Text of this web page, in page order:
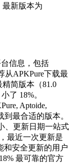
最新版本为
台信息，包括
从APKPure下载最
简版本（81.0
了 18%。
Aptoide,
最合适的版本。
、更新日期一站式
最近一次更新是
和安全更新的用户
最可靠的官方